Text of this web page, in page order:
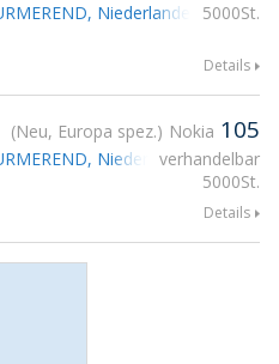
5000St.
Niederlande
Details
Neu, Europa spez. Nokia 105
verhandelbar
5000St.
Niederlande
Details